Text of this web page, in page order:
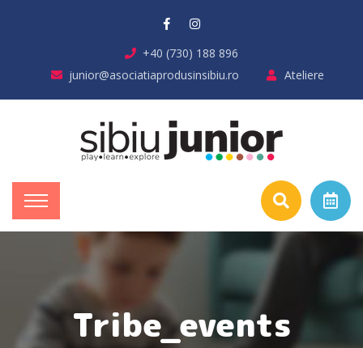
+40 (730) 188 896
junior@asociatiaprodusinsibiu.ro
Ateliere
Tribe_events